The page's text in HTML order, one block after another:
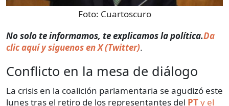
Foto: Cuartoscuro
No solo te informamos, te explicamos la política.Da
clic aquí y siguenos en X (Twitter).
Conflicto en la mesa de diálogo
La crisis en la coalición parlamentaria se agudizó este
lunes tras el retiro de los representantes del PTy el